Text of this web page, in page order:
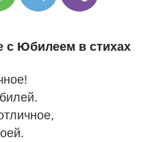
с Юбилеем в стихах